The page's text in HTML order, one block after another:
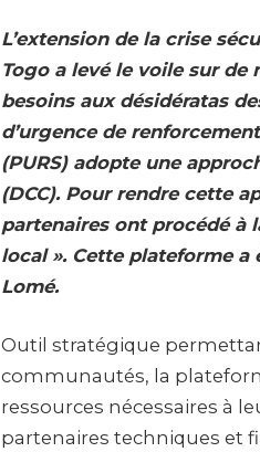
L’extension de la crise
Togo a levé le voile sur de
besoins aux désidératas
d’urgence de
(PURS) adopte une
(DCC). Pour rendre cette
partenaires ont procédé à
local ». Cette plateforme a
Lomé.
Outil stratégique
communautés, la
ressources nécessaires à
partenaires techniques et